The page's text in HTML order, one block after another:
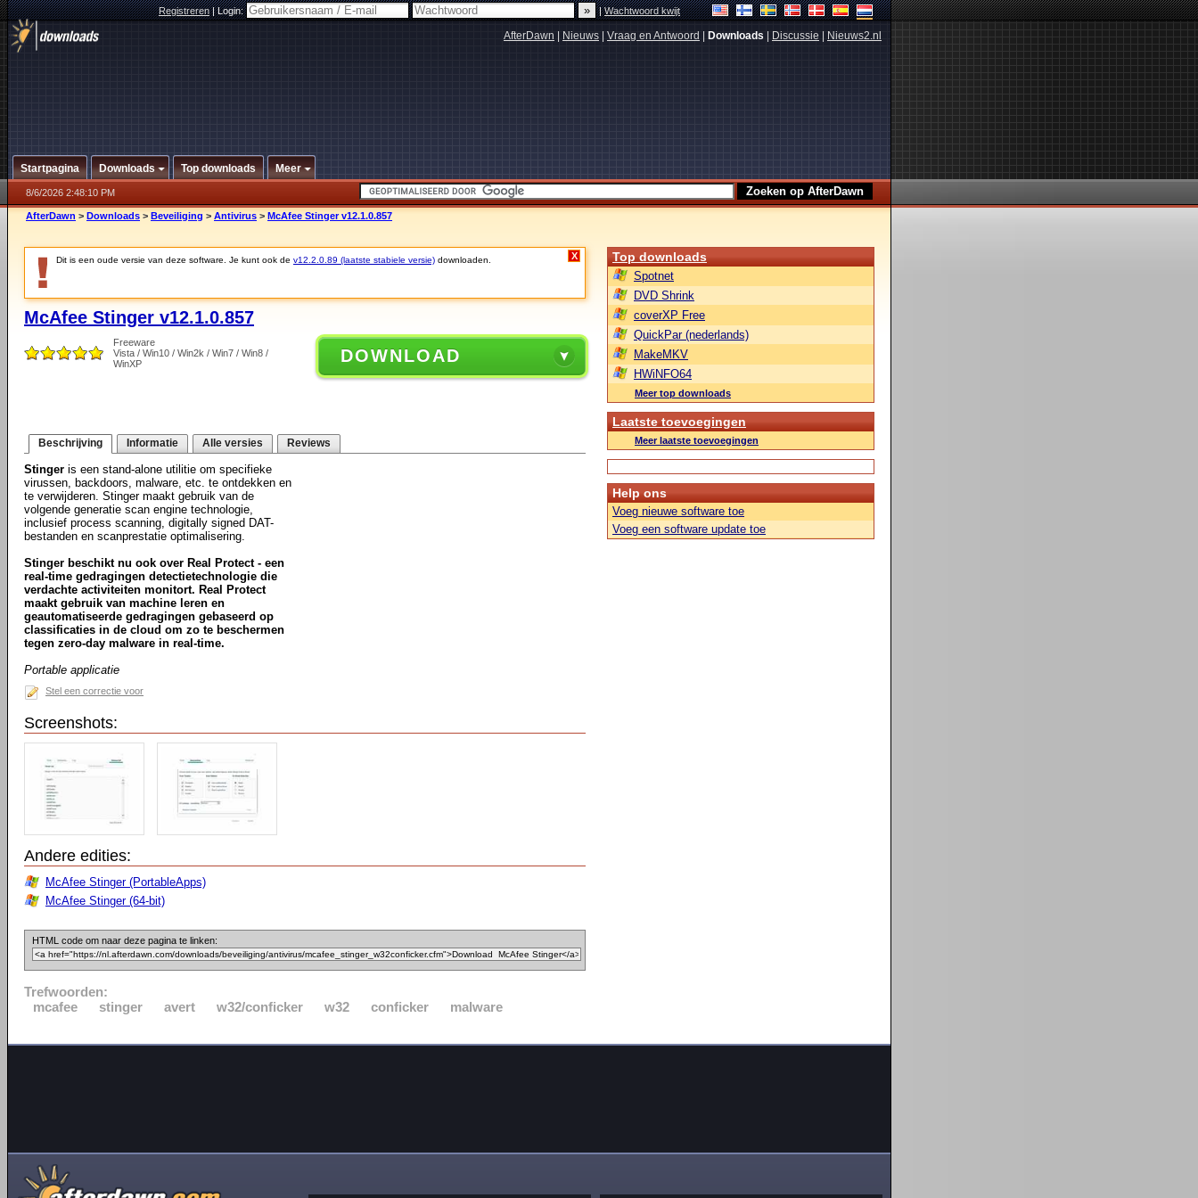
Registreren|Login: |Wachtwoord kwijt
AfterDawn Nieuws Vraag en Antwoord Downloads Discussie Nieuws2.nl
Startpagina Downloads Top downloads Meer
8/6/2026 2:48:10 PM
AfterDawn > Downloads > Beveiliging > Antivirus > McAfee Stinger v12.1.0.857
Dit is een oude versie van deze software. Je kunt ook de v12.2.0.89 (laatste stabiele versie) downloaden. X
McAfee Stinger v12.1.0.857
Freeware
Vista / Win10 / Win2k / Win7 / Win8 /
WinXP
DOWNLOAD
Beschrijving Informatie Alle versies Reviews
Stinger is een stand-alone utilitie om specifieke
virussen, backdoors, malware, etc. te ontdekken en
te verwijderen. Stinger maakt gebruik van de
volgende generatie scan engine technologie,
inclusief process scanning, digitally signed DAT-
bestanden en scanprestatie optimalisering.
Stinger beschikt nu ook over Real Protect - een
real-time gedragingen detectietechnologie die
verdachte activiteiten monitort. Real Protect
maakt gebruik van machine leren en
geautomatiseerde gedragingen gebaseerd op
classificaties in de cloud om zo te beschermen
tegen zero-day malware in real-time.
Portable applicatie
Stel een correctie voor
Screenshots:
Andere edities:
McAfee Stinger (PortableApps)
McAfee Stinger (64-bit)
HTML code om naar deze pagina te linken:
Trefwoorden:
mcafee
stinger avert w32/conficker w32 conficker malware
Top downloads
Spotnet
DVD Shrink
coverXP Free
QuickPar (nederlands)
MakeMKV
HWiNFO64
Meer top downloads
Laatste toevoegingen
Meer laatste toevoegingen
Help ons
Voeg nieuwe software toe
Voeg een software update toe